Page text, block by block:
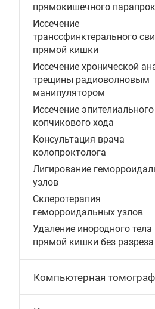
прямокишечного
Иссечение
транссфинктерального
прямой кишки
Иссечение хронической
трещины радиоволновым
манипулятором
Иссечение эпителиального
копчикового хода
Консультация врача
колопроктолога
Лигирование
узлов
Склеротерапия
геморроидальных узлов
Удаление инородного тела
прямой кишки без разреза
Компьютерная